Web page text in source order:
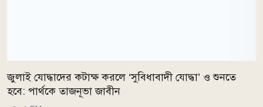
জুলাই যোদ্ধাদের কটাক্ষ করলে ‘সুবিধাবাদী যোদ্ধা’ ও শুনতে
হবে: পার্থকে তাজনূভা জাবীন